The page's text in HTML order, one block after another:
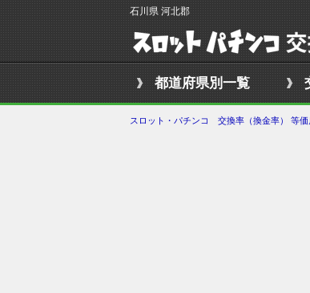
都道府県別一覧
スロット・パチンコ 交換率（換金率） 等価
石川県 河北郡